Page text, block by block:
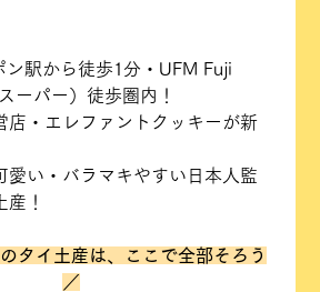
ン駅から徒歩1分・UFM Fuji
ーパー）徒歩圏内！
店・エレファントクッキーが新
愛い・バラマキやすい日本人監
！
タイ土産は、ここで全部そろう
／